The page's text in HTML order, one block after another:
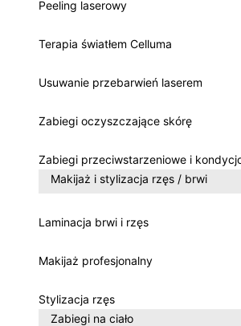
Peeling laserowy
Terapia światłem Celluma
Usuwanie przebarwień laserem
Zabiegi oczyszczające skórę
Zabiegi przeciwstarzeniowe i
Makijaż i stylizacja rzęs / brwi
Laminacja brwi i rzęs
Makijaż profesjonalny
Stylizacja rzęs
Zabiegi na ciało